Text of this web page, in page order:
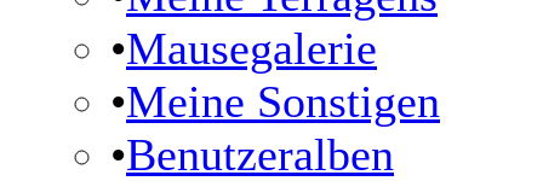
•Mausegalerie
•Meine Sonstigen
•Benutzeralben